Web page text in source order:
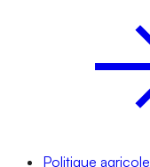
Politique agricole